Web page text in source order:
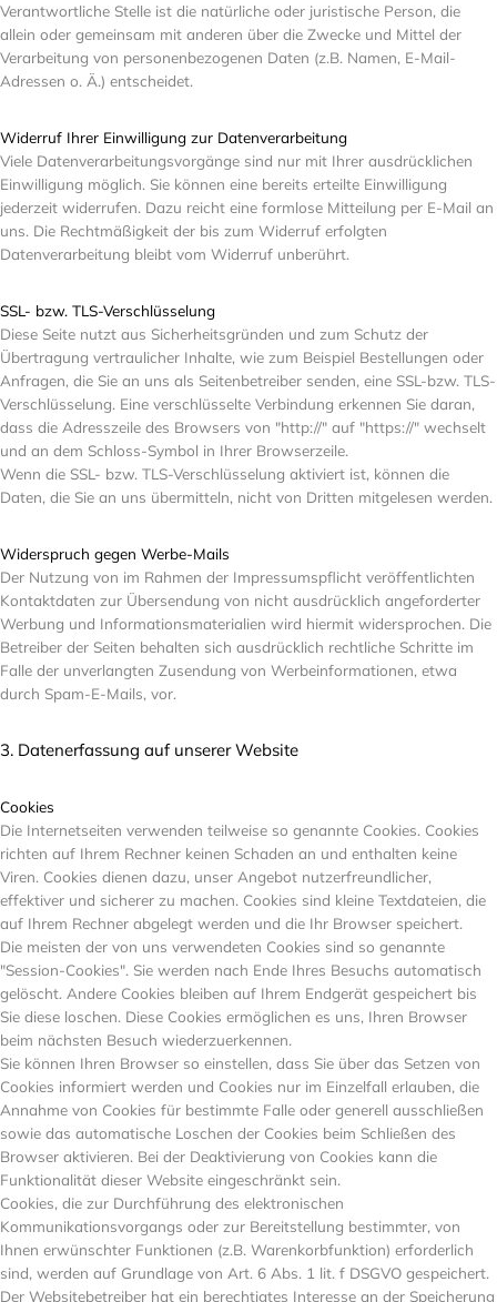
Verantwortliche Stelle ist die natürliche oder juristische Person, die
allein oder gemeinsam mit anderen über die Zwecke und Mittel der
Verarbeitung von personenbezogenen Daten (z.B. Namen, E-Mail-
Adressen o. Ä.) entscheidet.
Widerruf Ihrer Einwilligung zur Datenverarbeitung
Viele Datenverarbeitungsvorgänge sind nur mit Ihrer ausdrücklichen
Einwilligung möglich. Sie können eine bereits erteilte Einwilligung
jederzeit widerrufen. Dazu reicht eine formlose Mitteilung per E-Mail an
uns. Die Rechtmäßigkeit der bis zum Widerruf erfolgten
Datenverarbeitung bleibt vom Widerruf unberührt.
SSL- bzw. TLS-Verschlüsselung
Diese Seite nutzt aus Sicherheitsgründen und zum Schutz der
Übertragung vertraulicher Inhalte, wie zum Beispiel Bestellungen oder
Anfragen, die Sie an uns als Seitenbetreiber senden, eine SSL-bzw. TLS-
Verschlüsselung. Eine verschlüsselte Verbindung erkennen Sie daran,
dass die Adresszeile des Browsers von "http://" auf "https://" wechselt
und an dem Schloss-Symbol in Ihrer Browserzeile.
Wenn die SSL- bzw. TLS-Verschlüsselung aktiviert ist, können die
Daten, die Sie an uns übermitteln, nicht von Dritten mitgelesen werden.
Widerspruch gegen Werbe-Mails
Der Nutzung von im Rahmen der Impressumspflicht veröffentlichten
Kontaktdaten zur Übersendung von nicht ausdrücklich angeforderter
Werbung und Informationsmaterialien wird hiermit widersprochen. Die
Betreiber der Seiten behalten sich ausdrücklich rechtliche Schritte im
Falle der unverlangten Zusendung von Werbeinformationen, etwa
durch Spam-E-Mails, vor.
3. Datenerfassung auf unserer Website
Cookies
Die Internetseiten verwenden teilweise so genannte Cookies. Cookies
richten auf Ihrem Rechner keinen Schaden an und enthalten keine
Viren. Cookies dienen dazu, unser Angebot nutzerfreundlicher,
effektiver und sicherer zu machen. Cookies sind kleine Textdateien, die
auf Ihrem Rechner abgelegt werden und die Ihr Browser speichert.
Die meisten der von uns verwendeten Cookies sind so genannte
"Session-Cookies". Sie werden nach Ende Ihres Besuchs automatisch
gelöscht. Andere Cookies bleiben auf Ihrem Endgerät gespeichert bis
Sie diese loschen. Diese Cookies ermöglichen es uns, Ihren Browser
beim nächsten Besuch wiederzuerkennen.
Sie können Ihren Browser so einstellen, dass Sie über das Setzen von
Cookies informiert werden und Cookies nur im Einzelfall erlauben, die
Annahme von Cookies für bestimmte Falle oder generell ausschließen
sowie das automatische Loschen der Cookies beim Schließen des
Browser aktivieren. Bei der Deaktivierung von Cookies kann die
Funktionalität dieser Website eingeschränkt sein.
Cookies, die zur Durchführung des elektronischen
Kommunikationsvorgangs oder zur Bereitstellung bestimmter, von
Ihnen erwünschter Funktionen (z.B. Warenkorbfunktion) erforderlich
sind, werden auf Grundlage von Art. 6 Abs. 1 lit. f DSGVO gespeichert.
Der Websitebetreiber hat ein berechtigtes Interesse an der Speicherung